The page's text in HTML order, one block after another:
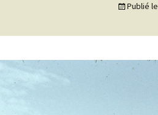
Publié le